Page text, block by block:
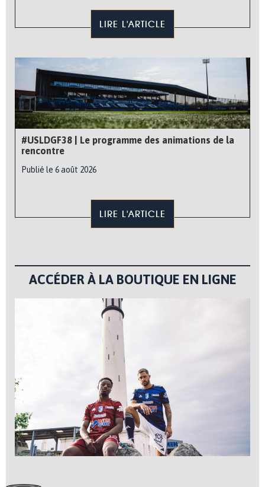
LIRE L'ARTICLE
#USLDGF38 | Le programme des animations de la
rencontre
Publié le 6 août 2026
LIRE L'ARTICLE
ACCÉDER À LA BOUTIQUE EN LIGNE